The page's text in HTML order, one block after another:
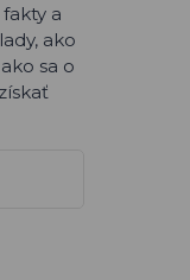
a
ako
sa o